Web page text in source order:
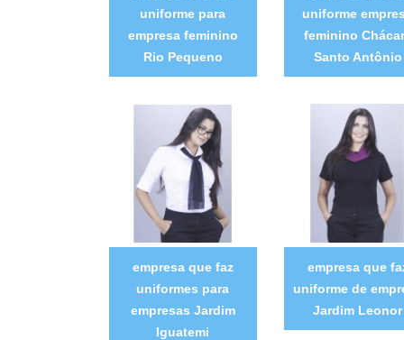
uniforme para
empresa feminino
Rio Pequeno
uniforme
feminino
Santo Antônio
empresa que faz
uniformes para
empresas Jardim
Iguatemi
empresa que
uniforme de
Jardim Leonor